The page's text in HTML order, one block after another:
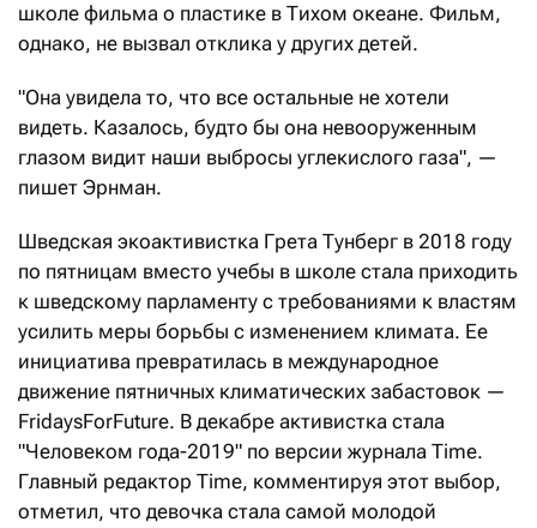
школе фильма о пластике в Тихом океане. Фильм,
однако, не вызвал отклика у других детей.
"Она увидела то, что все остальные не хотели
видеть. Казалось, будто бы она невооруженным
глазом видит наши выбросы углекислого газа", —
пишет Эрнман.
Шведская экоактивистка Грета Тунберг в 2018 году
по пятницам вместо учебы в школе стала приходить
к шведскому парламенту с требованиями к властям
усилить меры борьбы с изменением климата. Ее
инициатива превратилась в международное
движение пятничных климатических забастовок —
FridaysForFuture. В декабре активистка стала
"Человеком года-2019" по версии журнала Time.
Главный редактор Time, комментируя этот выбор,
отметил, что девочка стала самой молодой